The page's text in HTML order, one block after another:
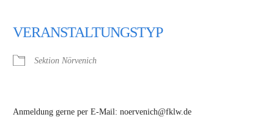
VERANSTALTUNGSTYP
Sektion Nörvenich
Anmeldung gerne per E-Mail: noervenich@fklw.de